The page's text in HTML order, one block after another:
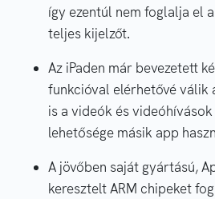
így ezentúl nem foglalja el
teljes kijelzőt.
Az iPaden már bevezetett
funkcióval elérhetővé válik
is a videók és
lehetősége másik app
A jövőben saját gyártású,
keresztelt ARM chipeket